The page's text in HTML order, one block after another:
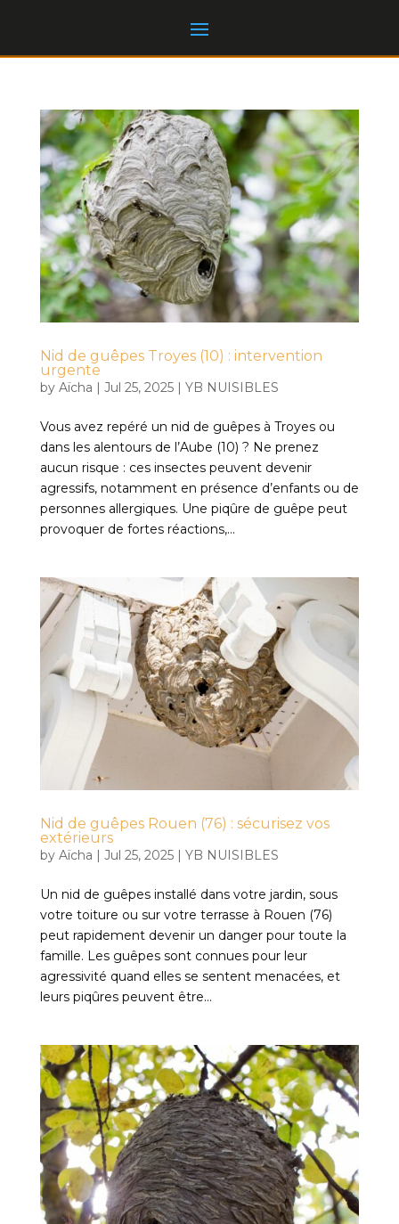
Nid de guêpes Troyes (10) : intervention
urgente
by Aïcha | Jul 25, 2025| YB NUISIBLES
Vous avez repéré un nid de guêpes à Troyes ou
dans les alentours de l’Aube (10) ? Ne prenez
aucun risque : ces insectes peuvent devenir
agressifs, notamment en présence d’enfants ou de
personnes allergiques. Une piqûre de guêpe peut
provoquer de fortes réactions,...
Nid de guêpes Rouen (76) : sécurisez vos
extérieurs
by Aïcha | Jul 25, 2025| YB NUISIBLES
Un nid de guêpes installé dans votre jardin, sous
votre toiture ou sur votre terrasse à Rouen (76)
peut rapidement devenir un danger pour toute la
famille. Les guêpes sont connues pour leur
agressivité quand elles se sentent menacées, et
leurs piqûres peuvent être...